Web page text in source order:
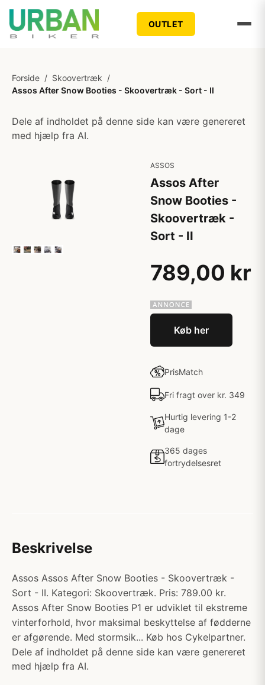
OUTLET
Forside / Skoovertræk /
Assos After Snow Booties - Skoovertræk - Sort - II
Dele af indholdet på denne side kan være genereret
med hjælp fra AI.
ASSOS
Assos After
Snow Booties -
Skoovertræk -
Sort - II
789,00 kr
Køb her
PrisMatch
Fri fragt over kr. 349
Hurtig levering 1-2
dage
365 dages
fortrydelsesret
Beskrivelse
Assos Assos After Snow Booties - Skoovertræk -
Sort - II. Kategori: Skoovertræk. Pris: 789.00 kr.
Assos After Snow Booties P1 er udviklet til ekstreme
vinterforhold, hvor maksimal beskyttelse af fødderne
er afgørende. Med stormsik... Køb hos Cykelpartner.
Dele af indholdet på denne side kan være genereret
med hjælp fra AI.